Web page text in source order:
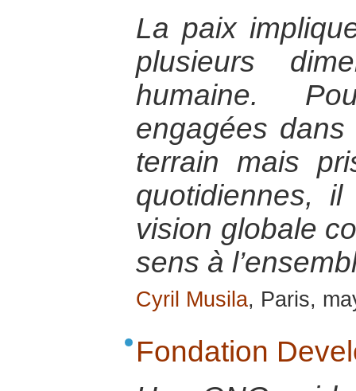
La paix
plusieurs
humaine.
engagées
terrain mais
quotidiennes, il
vision globale
sens à
Cyril Musila, Paris,
Fondation